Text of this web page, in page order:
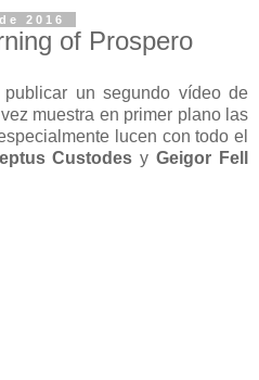
2016
of Prospero
un segundo vídeo de
muestra en primer plano las
lucen con todo el
Custodes yGeigor Fell